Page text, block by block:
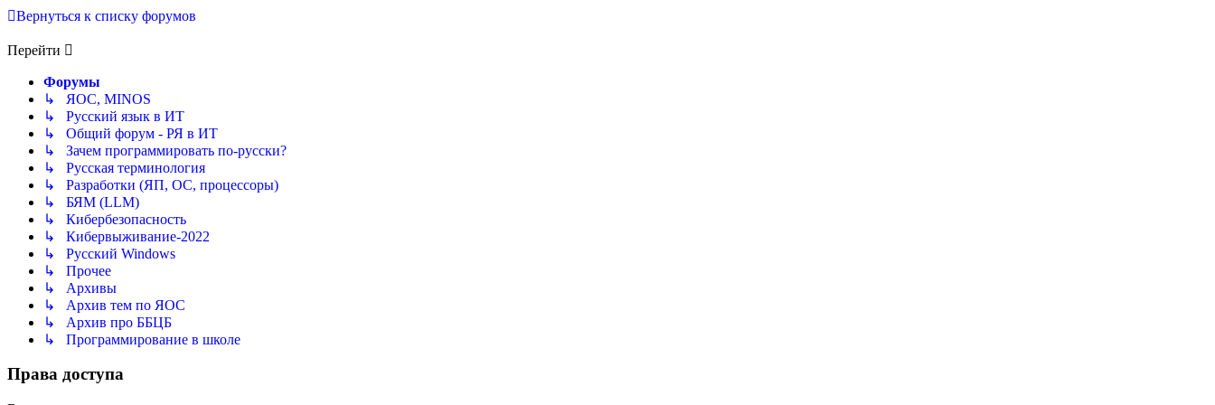
Вернуться к списку форумов
Перейти
Форумы
↳ ЯОС, MINOS
↳ Русский язык в ИТ
↳ Общий форум - РЯ в ИТ
↳ Зачем программировать по-русски?
↳ Русская терминология
↳ Разработки (ЯП, ОС, процессоры)
↳ БЯМ (LLM)
↳ Кибербезопасность
↳ Кибервыживание-2022
↳ Русский Windows
↳ Прочее
↳ Архивы
↳ Архив тем по ЯОС
↳ Архив про ББЦБ
↳ Программирование в школе
Права доступа